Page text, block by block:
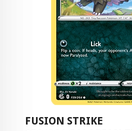
FUSION STRIKE